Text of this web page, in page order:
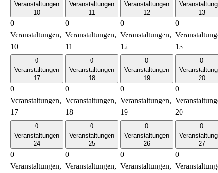
Veranstaltungen
10
0
Veranstaltungen,
10
Veranstaltungen
11
0
Veranstaltungen,
11
Veranstaltungen
12
0
Veranstaltungen,
12
13
0
13
0
Veranstaltungen
17
0
Veranstaltungen,
17
0
Veranstaltungen
18
0
Veranstaltungen,
18
0
Veranstaltungen
19
0
Veranstaltungen,
19
0
20
0
20
0
Veranstaltungen
24
0
Veranstaltungen,
0
Veranstaltungen
25
0
Veranstaltungen,
0
Veranstaltungen
26
0
Veranstaltungen,
0
27
0